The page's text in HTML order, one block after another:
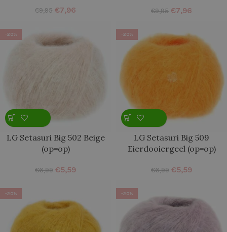
€9,95 €7,96 €9,95 €7,96
-20%
LG Setasuri Big 502 Beige
(op=op)
€6,99 €5,59
-20%
LG Setasuri Big 509
Eierdooiergeel (op=op)
€6,99 €5,59
-20% -20%